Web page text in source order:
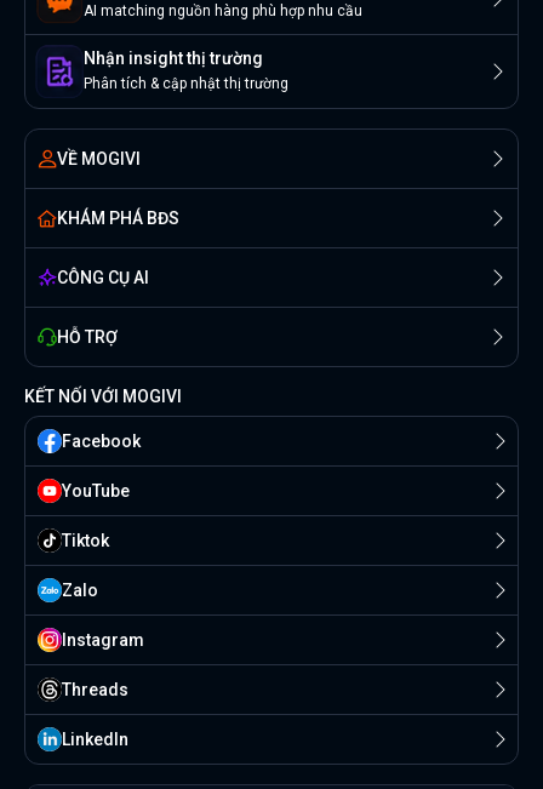
AI matching nguồn hàng phù hợp nhu cầu
Nhận insight thị trường
Phân tích & cập nhật thị trường
VỀ MOGIVI
KHÁM PHÁ BĐS
CÔNG CỤ AI
HỖ TRỢ
KẾT NỐI VỚI MOGIVI
Facebook
YouTube
Tiktok
Zalo
Instagram
Threads
Linkedln